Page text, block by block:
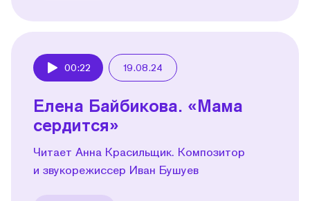
00:22 19.08.24
Елена Байбикова. «Мама
сердится»
Читает Анна Красильщик. Композитор
и звукорежиссер Иван Бушуев